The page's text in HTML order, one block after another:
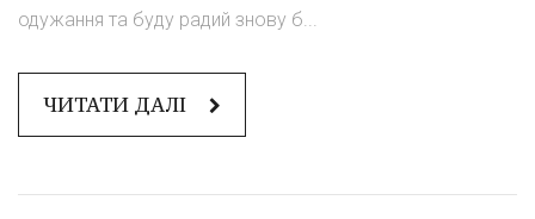
одужання та буду радий знову б...
ЧИТАТИ ДАЛІ